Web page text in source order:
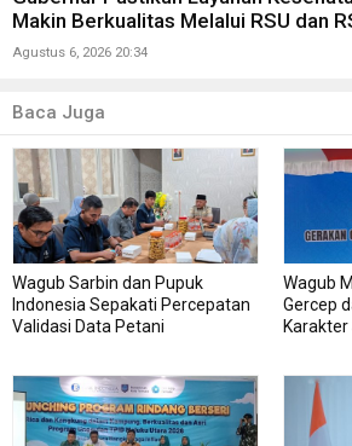
Makin Berkualitas Melalui RSU dan
Agustus 6, 2026 20:34
Baca Juga
Wagub Sarbin dan Pupuk
Indonesia Sepakati Percepatan
Validasi Data Petani
Wagub
Gercep
Karakter